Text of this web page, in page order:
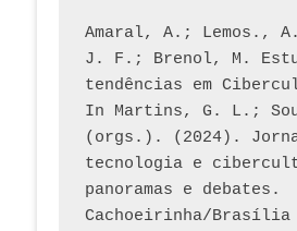
Amaral, A.; Lemos.,
J. F.; Brenol, M.
tendências em
In Martins, G. L.;
(orgs.). (2024).
tecnologia e
panoramas e debates.
Cachoeirinha/